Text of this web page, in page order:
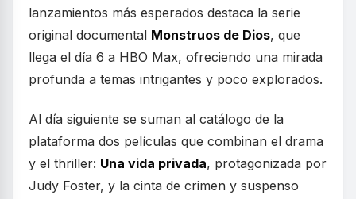
lanzamientos más esperados destaca la serie
original documental Monstruos de Dios, que
llega el día 6 a HBO Max, ofreciendo una mirada
profunda a temas intrigantes y poco explorados.
Al día siguiente se suman al catálogo de la
plataforma dos películas que combinan el drama
y el thriller: Una vida privada, protagonizada por
Judy Foster, y la cinta de crimen y suspenso